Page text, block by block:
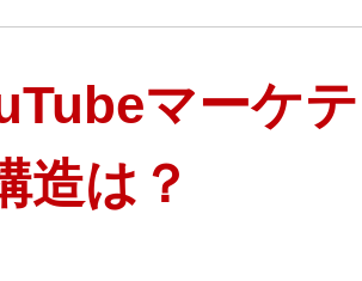
マーケ
造は？